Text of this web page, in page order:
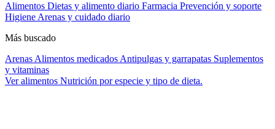
Alimentos Dietas y alimento diario Farmacia Prevención y soporte
Higiene Arenas y cuidado diario
Más buscado
Arenas Alimentos medicados Antipulgas y garrapatas Suplementos
y vitaminas
Ver alimentos Nutrición por especie y tipo de dieta.